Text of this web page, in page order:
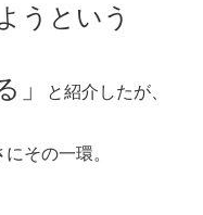
うという
」 と紹介したが、
その一環。